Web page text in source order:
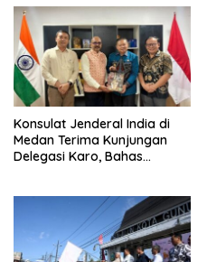
Konsulat Jenderal India di
Medan Terima Kunjungan
Delegasi Karo, Bahas